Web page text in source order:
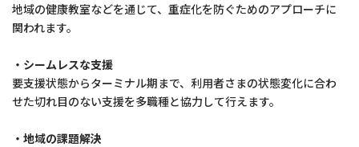
地域の健康教室などを通じて、重症化を防ぐためのアプローチに
関われます。
・シームレスな支援
要支援状態からターミナル期まで、利用者さまの状態変化に合わ
せた切れ目のない支援を多職種と協力して行えます。
・地域の課題解決